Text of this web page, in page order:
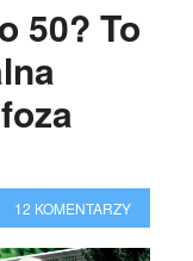
50? To
12 KOMENTARZY